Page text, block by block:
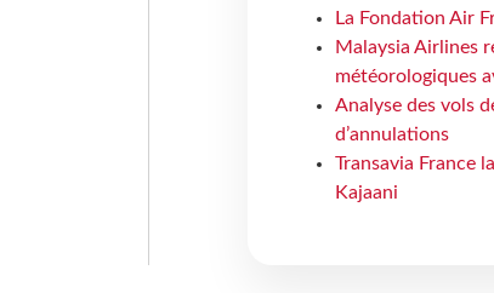
La Fondation Air
Malaysia Airlines
météorologiques
Analyse des vols
d’annulations
Transavia France
Kajaani